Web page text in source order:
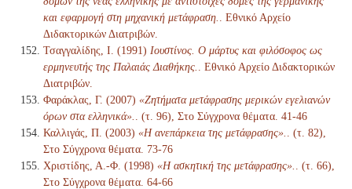
και εφαρμογή στη μηχανική μετάφραση.
. Εθνικό Αρχείο
Διδακτορικών Διατριβών.
Τσαγγαλίδης, Ι. (1991) Ιουστίνος. Ο μάρτυς και φιλόσοφος ως
ερμηνευτής της Παλαιάς Διαθήκης.
. Εθνικό Αρχείο Διδακτορικών
Διατριβών.
Φαράκλας, Γ. (2007) «Ζητήματα μετάφρασης μερικών εγελιανών
όρων στα ελληνικά».
. (τ. 96), Στο Σύγχρονα θέματα. 41-46
Καλλιγάς, Π. (2003) «Η ανεπάρκεια της μετάφρασης».
. (τ. 82),
Στο Σύγχρονα θέματα. 73-76
Χριστίδης, Α.-Φ. (1998) «Η ασκητική της μετάφρασης».
. (τ. 66),
Στο Σύγχρονα θέματα. 64-66